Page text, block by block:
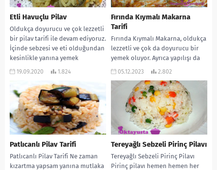
Etli Havuçlu Pilav
Oldukça doyurucu ve çok lezzetli
bir pilav tarifi ile devam ediyoruz.
İçinde sebzesi ve eti olduğundan
kesinlikle yanına yemek
aramayan...
19.09.2020 1.824
Fırında Kıymalı Makarna
Tarifi
Fırında Kıymalı Makarna, oldukça
lezzetli ve çok da doyurucu bir
yemek oluyor. Ayrıca yapılışı da
oldukça pratik bir lezzet.
05.12.2023 2.802
Patlıcanlı Pilav Tarifi
Patlıcanlı Pilav Tarifi Ne zaman
kızartma yapsam yanına mutlaka
Tereyağlı Sebzeli Pirinç Pilavı
Tereyağlı Sebzeli Pirinç Pilavı
Pirinç pilavı hemen hemen her